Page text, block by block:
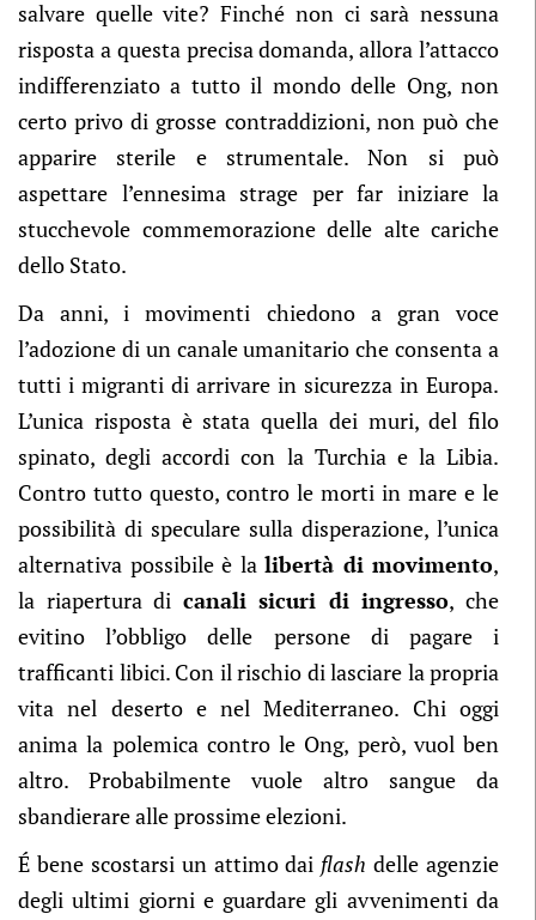
salvare quelle vite? Finché non ci sarà nessuna
risposta a questa precisa domanda, allora l’attacco
indifferenziato a tutto il mondo delle Ong, non
certo privo di grosse contraddizioni, non può che
apparire sterile e strumentale. Non si può
aspettare l’ennesima strage per far iniziare la
stucchevole commemorazione delle alte cariche
dello Stato.
Da anni, i movimenti chiedono a gran voce
l’adozione di un canale umanitario che consenta a
tutti i migranti di arrivare in sicurezza in Europa.
L’unica risposta è stata quella dei muri, del filo
spinato, degli accordi con la Turchia e la Libia.
Contro tutto questo, contro le morti in mare e le
possibilità di speculare sulla disperazione, l’unica
alternativa possibile è la libertà di movimento,
la riapertura di canali sicuri di ingresso, che
evitino l’obbligo delle persone di pagare i
trafficanti libici. Con il rischio di lasciare la propria
vita nel deserto e nel Mediterraneo. Chi oggi
anima la polemica contro le Ong, però, vuol ben
altro. Probabilmente vuole altro sangue da
sbandierare alle prossime elezioni.
É bene scostarsi un attimo dai flash delle agenzie
degli ultimi giorni e guardare gli avvenimenti da